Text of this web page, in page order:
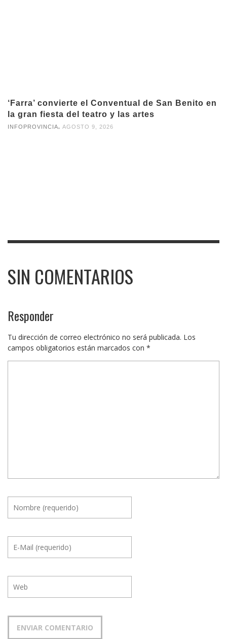
‘Farra’ convierte el Conventual de San Benito en
la gran fiesta del teatro y las artes
INFOPROVINCIA AGOSTO 9, 2026
SIN COMENTARIOS
Responder
Tu dirección de correo electrónico no será publicada. Los
campos obligatorios están marcados con *